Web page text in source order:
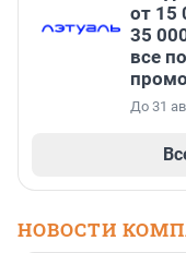
от 15
35
все
До 31
НОВОСТИ